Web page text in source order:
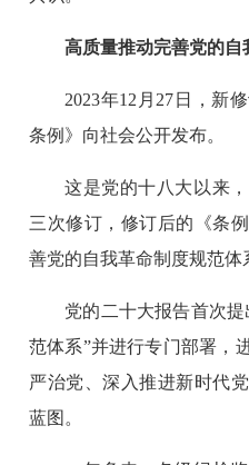
高质量推动完善党的
2023年12月27日，新
条例》向社会公开发布。
这是党的十八大以来
三次修订，修订后的《条
善党的自我革命制度规范体
党的二十大报告首次
范体系”并进行专门部署，
严治党、深入推进新时代
蓝图。